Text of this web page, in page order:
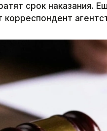
срок наказания.